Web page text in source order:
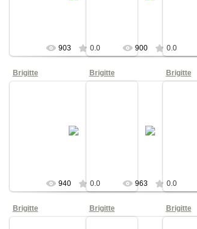
903 0.0 900 0.0
Brigitte
Концерт в клубе A2
Cпб
940 0.0
Brigitte
Концерт в клубе A2
Cпб
963 0.0
Brigitte
Brigitte Brigitte Brigitte